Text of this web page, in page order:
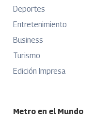
Deportes
Entretenimiento
Business
Turismo
Edición Impresa
Metro en el Mundo